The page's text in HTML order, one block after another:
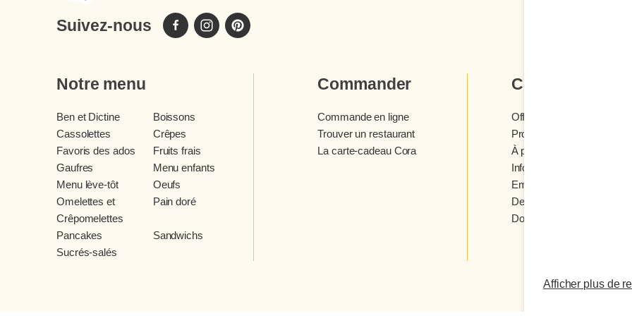
Afficher plus de
Suivez-nous
Notre menu
Ben et Dictine
Boissons
Cassolettes
Crêpes
Favoris des ados
Fruits frais
Gaufres
Menu enfants
Menu lève-tôt
Oeufs
Omelettes et
Crêpomelettes
Pain doré
Pancakes
Sandwichs
Sucrés-salés
Commander
Commande en ligne
Trouver un restaurant
La carte-cadeau Cora
Cora
Offres et concours
Programme fidélité Cora
À propos des restaurants
Infolettre Cora
Emplois
Devenir franchisé
Donner votre avis